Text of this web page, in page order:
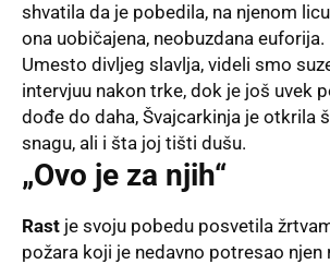
shvatila da je pobedila, na njenom
ona uobičajena, neobuzdana euforija.
Umesto divljeg slavlja, videli smo
intervjuu nakon trke, dok je još uvek
dođe do daha, Švajcarkinja je otkrila
snagu, ali i šta joj tišti dušu.
„Ovo je za njih“
Rast je svoju pobedu posvetila
požara koji je nedavno potresao njen